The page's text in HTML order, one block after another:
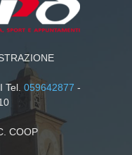
Tel.059642877 -
COOP